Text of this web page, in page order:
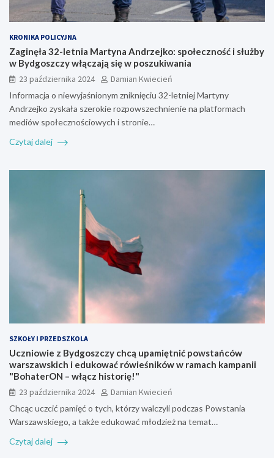
KRONIKA POLICYJNA
Zaginęła 32-letnia Martyna Andrzejko: społeczność i służby
w Bydgoszczy włączają się w poszukiwania
23 października 2024
Damian Kwiecień
Informacja o niewyjaśnionym zniknięciu 32-letniej Martyny
Andrzejko zyskała szerokie rozpowszechnienie na platformach
mediów społecznościowych i stronie…
Czytaj dalej
SZKOŁY I PRZEDSZKOLA
Uczniowie z Bydgoszczy chcą upamiętnić powstańców
warszawskich i edukować rówieśników w ramach kampanii
"BohaterON – włącz historię!"
23 października 2024
Damian Kwiecień
Chcąc uczcić pamięć o tych, którzy walczyli podczas Powstania
Warszawskiego, a także edukować młodzież na temat…
Czytaj dalej